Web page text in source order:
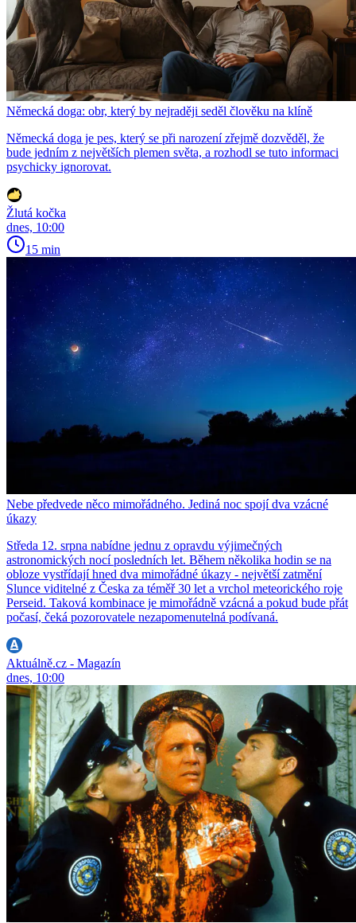
Německá doga: obr, který by nejraději seděl člověku na klíně
Německá doga je pes, který se při narození zřejmě dozvěděl, že
bude jedním z největších plemen světa, a rozhodl se tuto informaci
psychicky ignorovat.
Žlutá kočka
dnes, 10:00
15 min
Nebe předvede něco mimořádného. Jediná noc spojí dva vzácné
úkazy
Středa 12. srpna nabídne jednu z opravdu výjimečných
astronomických nocí posledních let. Během několika hodin se na
obloze vystřídají hned dva mimořádné úkazy - největší zatmění
Slunce viditelné z Česka za téměř 30 let a vrchol meteorického roje
Perseid. Taková kombinace je mimořádně vzácná a pokud bude přát
počasí, čeká pozorovatele nezapomenutelná podívaná.
Aktuálně.cz - Magazín
dnes, 10:00